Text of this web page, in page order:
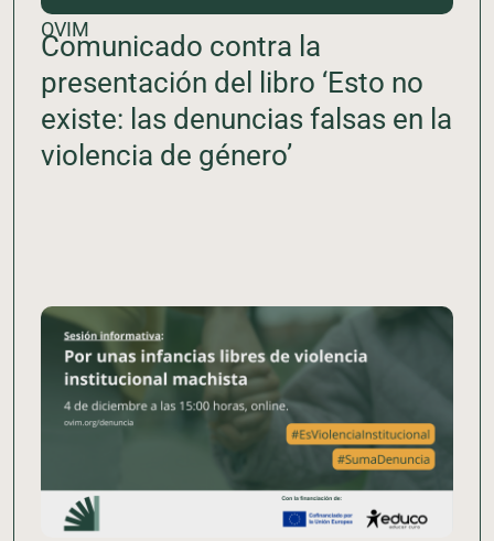
OVIM
Comunicado contra la
presentación del libro ‘Esto no
existe: las denuncias falsas en la
violencia de género’